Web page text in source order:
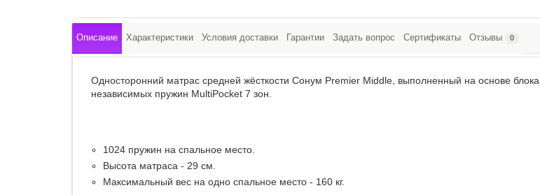
Описание Характеристики Условия доставки Гарантии Задать вопрос Сертификаты Отзывы 0
Односторонний матрас средней жёсткости Сонум Premier Middle, выполненный на основе блока
независимых пружин MultiPocket 7 зон.
1024 пружин на спальное место.
Высота матраса - 29 см.
Максимальный вес на одно спальное место - 160 кг.